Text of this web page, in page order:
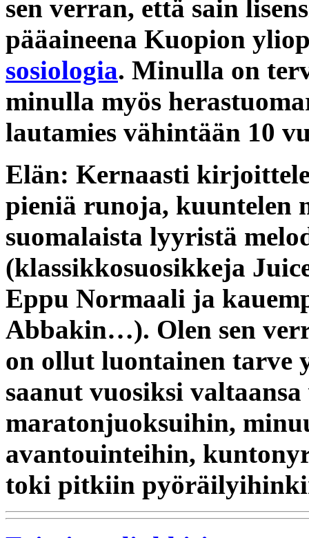
sen verran, että sain
pääaineena Kuopion
sosiologia. Minulla on
minulla myös
lautamies vähintään 10
Elän: Kernaasti
pieniä runoja, kuuntelen
suomalaista lyyristä
(klassikkosuosikkeja
Eppu Normaali ja
Abbakin…). Olen sen
on ollut luontainen tarve
saanut vuosiksi
maratonjuoksuihin,
avantouinteihin,
toki pitkiin